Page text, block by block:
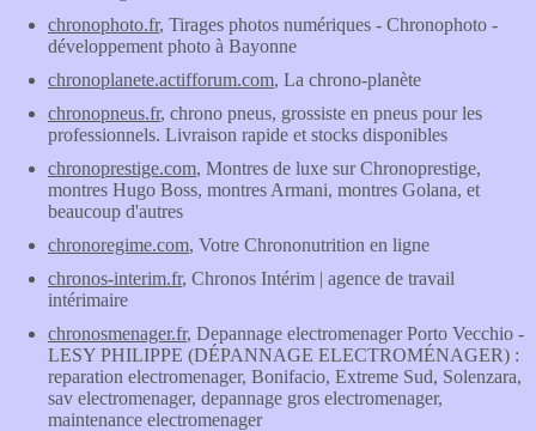
chronophoto.fr, Tirages photos numériques - Chronophoto -
développement photo à Bayonne
chronoplanete.actifforum.com, La chrono-planète
chronopneus.fr, chrono pneus, grossiste en pneus pour les
professionnels. Livraison rapide et stocks disponibles
chronoprestige.com, Montres de luxe sur Chronoprestige,
montres Hugo Boss, montres Armani, montres Golana, et
beaucoup d'autres
chronoregime.com, Votre Chrononutrition en ligne
chronos-interim.fr, Chronos Intérim | agence de travail
intérimaire
chronosmenager.fr, Depannage electromenager Porto Vecchio -
LESY PHILIPPE (DÉPANNAGE ELECTROMÉNAGER) :
reparation electromenager, Bonifacio, Extreme Sud, Solenzara,
sav electromenager, depannage gros electromenager,
maintenance electromenager